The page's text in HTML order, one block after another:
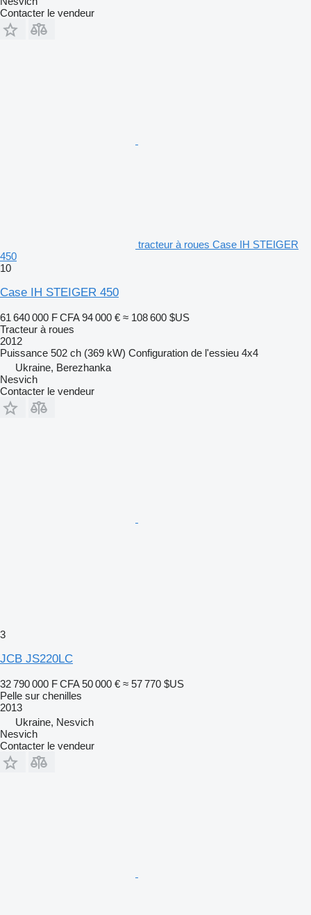
Contacter le vendeur
tracteur à roues Case IH STEIGER
450
10
Case IH STEIGER 450
61 640 000 F CFA 94 000 € ≈ 108 600 $US
Tracteur à roues
2012
Puissance 502 ch (369 kW) Configuration de l'essieu 4x4
Ukraine, Berezhanka
Nesvich
Contacter le vendeur
3
JCB JS220LC
32 790 000 F CFA 50 000 € ≈ 57 770 $US
Pelle sur chenilles
2013
Ukraine, Nesvich
Nesvich
Contacter le vendeur